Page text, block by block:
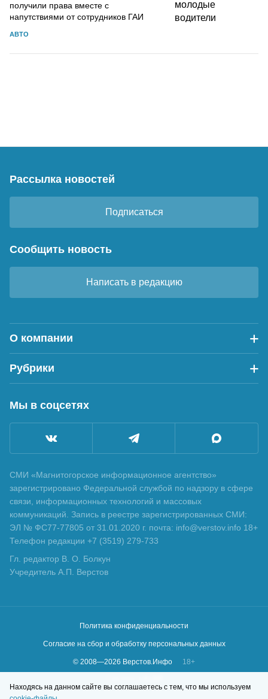
получили права вместе с
напутствиями от сотрудников ГАИ
АВТО
Рассылка новостей
Подписаться
Сообщить новость
Написать в редакцию
О компании
Рубрики
Мы в соцсетях
СМИ «Магнитогорское информационное агентство»
зарегистрировано Федеральной службой по надзору в сфере
связи, информационных технологий и массовых
коммуникаций. Запись в реестре зарегистрированных СМИ:
ЭЛ № ФС77-77805 от 31.01.2020 г. почта: info@verstov.info 18+
Телефон редакции +7 (3519) 279-733
Гл. редактор В. О. Болкун
Учредитель А.П. Верстов
Политика конфиденциальности
Согласие на сбор и обработку персональных данных
© 2008—2026 Верстов.Инфо
18+
Находясь на данном сайте вы соглашаетесь с тем, что мы используем